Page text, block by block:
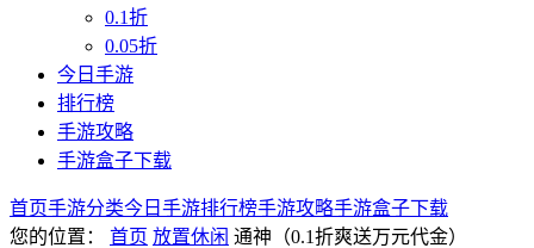
0.1折
0.05折
今日手游
排行榜
手游攻略
手游盒子下载
首页手游分类今日手游排行榜手游攻略手游盒子下载
您的位置：
首页 放置休闲 通神（0.1折爽送万元代金）